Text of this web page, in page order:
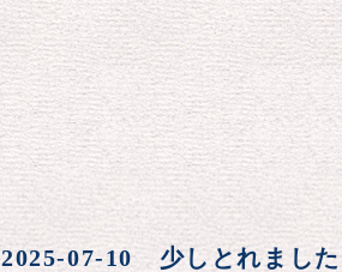
2025-07-10 少しとれました